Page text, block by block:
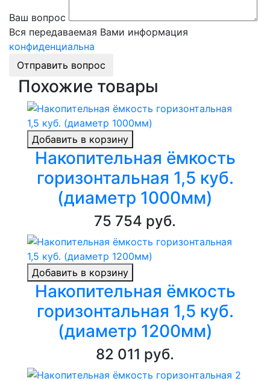
Ваш вопрос
Вся передаваемая Вами информация
конфиденциальна
Отправить вопрос
Похожие товары
Добавить в корзину
Накопительная ёмкость
горизонтальная 1,5 куб.
(диаметр 1000мм)
75 754 руб.
Добавить в корзину
Накопительная ёмкость
горизонтальная 1,5 куб.
(диаметр 1200мм)
82 011 руб.